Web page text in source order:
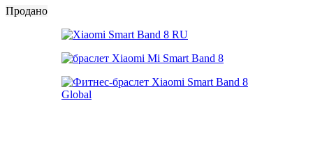
Продано